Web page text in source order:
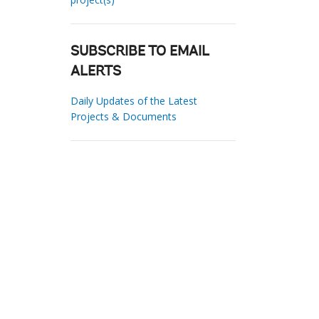
SUBSCRIBE TO EMAIL
ALERTS
Daily Updates of the Latest
Projects & Documents